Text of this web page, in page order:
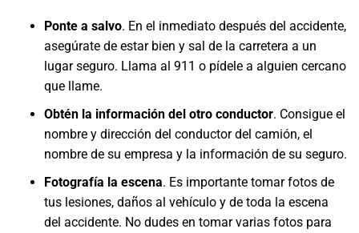
Ponte a salvo. En el inmediato después del accidente,
asegúrate de estar bien y sal de la carretera a un
lugar seguro. Llama al 911 o pídele a alguien cercano
que llame.
Obtén la información del otro conductor. Consigue el
nombre y dirección del conductor del camión, el
nombre de su empresa y la información de su seguro.
Fotografía la escena. Es importante tomar fotos de
tus lesiones, daños al vehículo y de toda la escena
del accidente. No dudes en tomar varias fotos para